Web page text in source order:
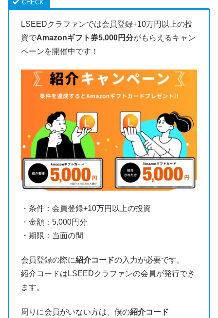
LSEEDクラファンでは会員登録+10万円以上の投
資でAmazonギフト券5,000円分がもらえるキャン
ペーンを開催中です！
・条件：会員登録+10万円以上の投資
・金額：5,000円分
・期限：当面の間
会員登録の際に紹介コードの入力が必要です。
紹介コードはLSEEDクラファンの会員が発行でき
ます。
周りに会員がいない方は、僕の紹介コード